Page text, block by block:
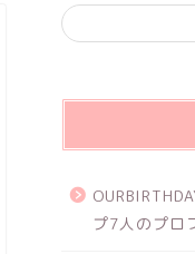
プ7人のプロ